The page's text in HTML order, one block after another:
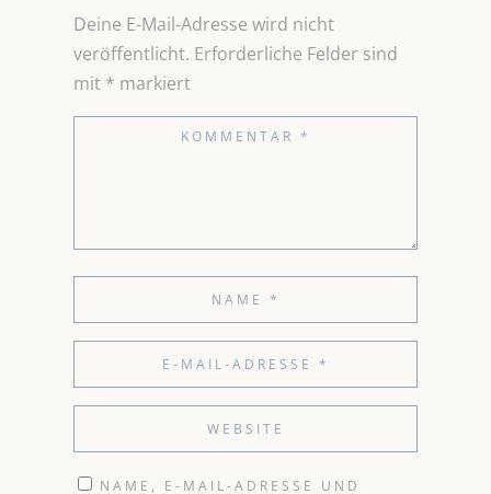
Deine E-Mail-Adresse wird nicht
veröffentlicht. Erforderliche Felder sind
mit * markiert
NAME, E-MAIL-ADRESSE UND